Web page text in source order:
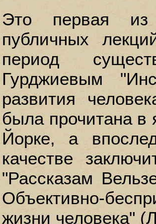
Это первая из
публичных
период
Гурджиевым
развития
была прочитана в
Йорке, а
качестве
"Рассказам
Объективно-
жизни человека"